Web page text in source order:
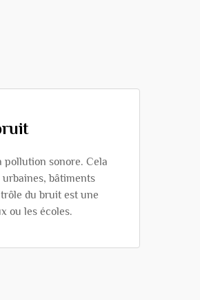
pollution sonore. Cela
bâtiments
du bruit est une
ou les écoles.